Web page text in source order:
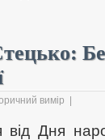
вимір
від Дня